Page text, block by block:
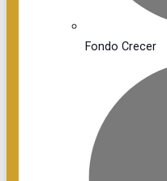
Fondo Crecer